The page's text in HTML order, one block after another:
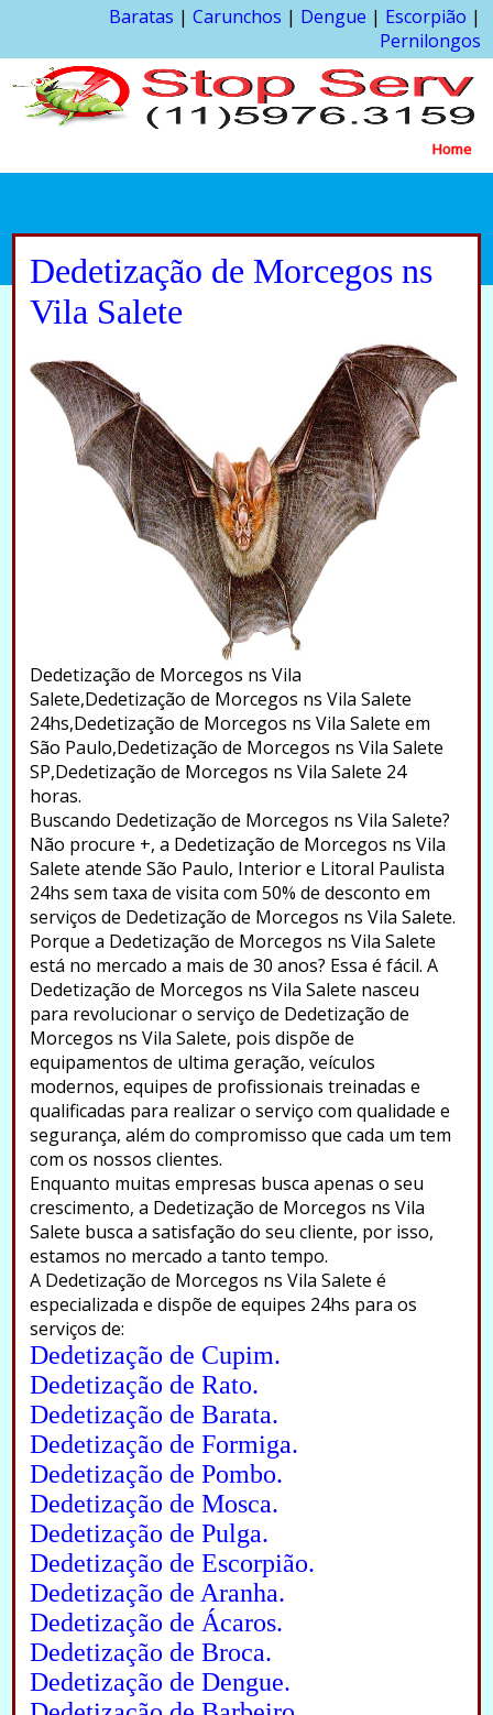
Baratas | Carunchos | Dengue | Escorpião |
Pernilongos
Home
Dedetização de Morcegos ns
Vila Salete
Dedetização de Morcegos ns Vila
Salete,Dedetização de Morcegos ns Vila Salete
24hs,Dedetização de Morcegos ns Vila Salete em
São Paulo,Dedetização de Morcegos ns Vila Salete
SP,Dedetização de Morcegos ns Vila Salete 24
horas.
Buscando Dedetização de Morcegos ns Vila Salete?
Não procure +, a Dedetização de Morcegos ns Vila
Salete atende São Paulo, Interior e Litoral Paulista
24hs sem taxa de visita com 50% de desconto em
serviços de Dedetização de Morcegos ns Vila Salete.
Porque a Dedetização de Morcegos ns Vila Salete
está no mercado a mais de 30 anos? Essa é fácil. A
Dedetização de Morcegos ns Vila Salete nasceu
para revolucionar o serviço de Dedetização de
Morcegos ns Vila Salete, pois dispõe de
equipamentos de ultima geração, veículos
modernos, equipes de profissionais treinadas e
qualificadas para realizar o serviço com qualidade e
segurança, além do compromisso que cada um tem
com os nossos clientes.
Enquanto muitas empresas busca apenas o seu
crescimento, a Dedetização de Morcegos ns Vila
Salete busca a satisfação do seu cliente, por isso,
estamos no mercado a tanto tempo.
A Dedetização de Morcegos ns Vila Salete é
especializada e dispõe de equipes 24hs para os
serviços de:
Dedetização de Cupim.
Dedetização de Rato.
Dedetização de Barata.
Dedetização de Formiga.
Dedetização de Pombo.
Dedetização de Mosca.
Dedetização de Pulga.
Dedetização de Escorpião.
Dedetização de Aranha.
Dedetização de Ácaros.
Dedetização de Broca.
Dedetização de Dengue.